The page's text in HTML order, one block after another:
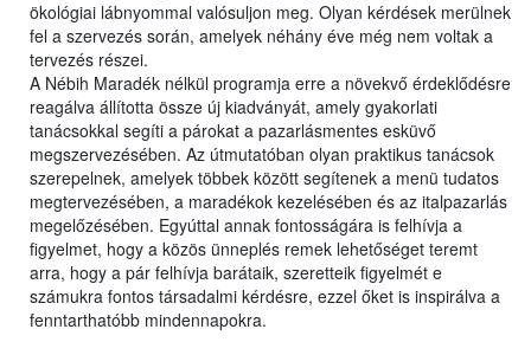
ökológiai lábnyommal valósuljon meg. Olyan kérdések merülnek
fel a szervezés során, amelyek néhány éve még nem voltak a
tervezés részei.
A Nébih Maradék nélkül programja erre a növekvő érdeklődésre
reagálva állította össze új kiadványát, amely gyakorlati
tanácsokkal segíti a párokat a pazarlásmentes esküvő
megszervezésében. Az útmutatóban olyan praktikus tanácsok
szerepelnek, amelyek többek között segítenek a menü tudatos
megtervezésében, a maradékok kezelésében és az italpazarlás
megelőzésében. Egyúttal annak fontosságára is felhívja a
figyelmet, hogy a közös ünneplés remek lehetőséget teremt
arra, hogy a pár felhívja barátaik, szeretteik figyelmét e
számukra fontos társadalmi kérdésre, ezzel őket is inspirálva a
fenntarthatóbb mindennapokra.